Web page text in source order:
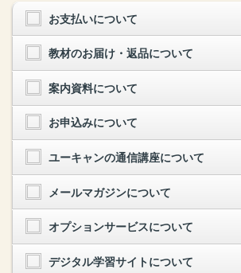
お支払いについて
教材のお届け・返品について
案内資料について
お申込みについて
ユーキャンの通信講座について
メールマガジンについて
オプションサービスについて
デジタル学習サイトについて